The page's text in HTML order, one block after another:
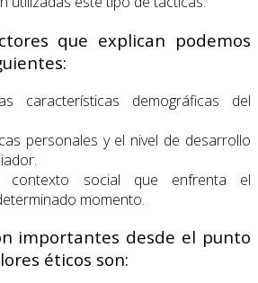
que explican podemos
características demográficas del
personales y el nivel de desarrollo
contexto social que enfrenta el
momento.
importantes desde el punto
éticos son: